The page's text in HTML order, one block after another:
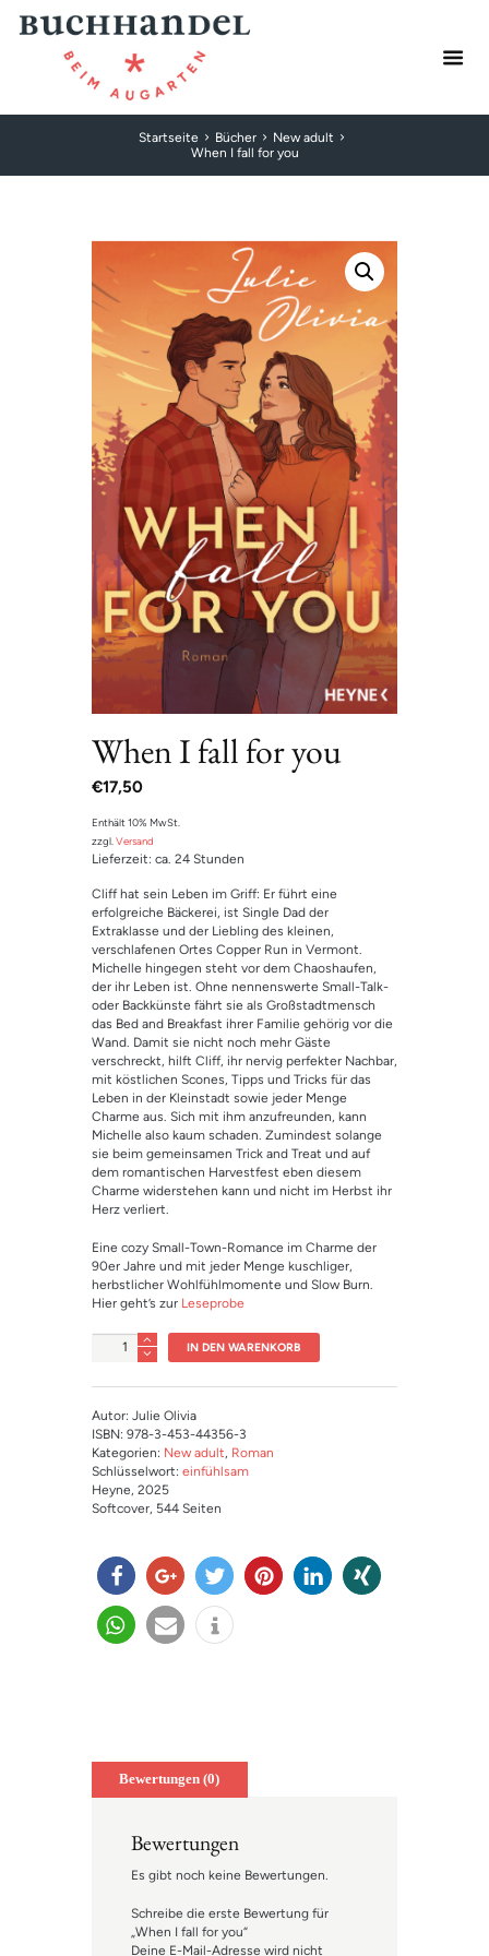
Startseite Bücher
New adult
When I fall for you
When I fall for you
€17,50
Enthält 10% MwSt.
zzgl. Versand
Lieferzeit: ca. 24 Stunden
Cliff hat sein Leben im Griff: Er führt eine
erfolgreiche Bäckerei, ist Single Dad der
Extraklasse und der Liebling des kleinen,
verschlafenen Ortes Copper Run in Vermont.
Michelle hingegen steht vor dem Chaoshaufen,
der ihr Leben ist. Ohne nennenswerte Small-Talk-
oder Backkünste fährt sie als Großstadtmensch
das Bed and Breakfast ihrer Familie gehörig vor die
Wand. Damit sie nicht noch mehr Gäste
verschreckt, hilft Cliff, ihr nervig perfekter Nachbar,
mit köstlichen Scones, Tipps und Tricks für das
Leben in der Kleinstadt sowie jeder Menge
Charme aus. Sich mit ihm anzufreunden, kann
Michelle also kaum schaden. Zumindest solange
sie beim gemeinsamen Trick and Treat und auf
dem romantischen Harvestfest eben diesem
Charme widerstehen kann und nicht im Herbst ihr
Herz verliert.
Eine cozy Small-Town-Romance im Charme der
90er Jahre und mit jeder Menge kuschliger,
herbstlicher Wohlfühlmomente und Slow Burn.
Hier geht’s zur Leseprobe
Anzahl IN DEN WARENKORB
Autor: Julie Olivia
ISBN: 978-3-453-44356-3
Kategorien: New adult, Roman
Schlüsselwort: einfühlsam
Heyne, 2025
Softcover, 544 Seiten
teilen teilen twitter
Bewertungen (0)
Bewertungen
Es gibt noch keine Bewertungen.
Schreibe die erste Bewertung für
„When I fall for you“
Deine E-Mail-Adresse wird nicht